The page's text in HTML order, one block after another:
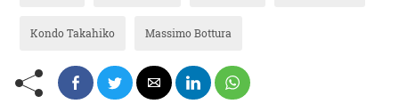
Kondo Takahiko Massimo Bottura